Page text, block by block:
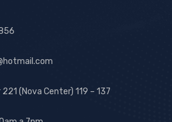
(Nova Center) 119 – 137